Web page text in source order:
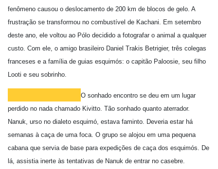
fenômeno causou o deslocamento de 200 km de blocos de gelo. A
frustração se transformou no combustível de Kachani. Em setembro
deste ano, ele voltou ao Pólo decidido a fotografar o animal a qualquer
custo. Com ele, o amigo brasileiro Daniel Trakis Betrigier, três colegas
franceses e a família de guias esquimós: o capitão Paloosie, seu filho
Looti e seu sobrinho.
O sonhado encontro se deu em um lugar
perdido no nada chamado Kivitto. Tão sonhado quanto aterrador.
Nanuk, urso no dialeto esquimó, estava faminto. Deveria estar há
semanas à caça de uma foca. O grupo se alojou em uma pequena
cabana que servia de base para expedições de caça dos esquimós. De
lá, assistia inerte às tentativas de Nanuk de entrar no casebre.